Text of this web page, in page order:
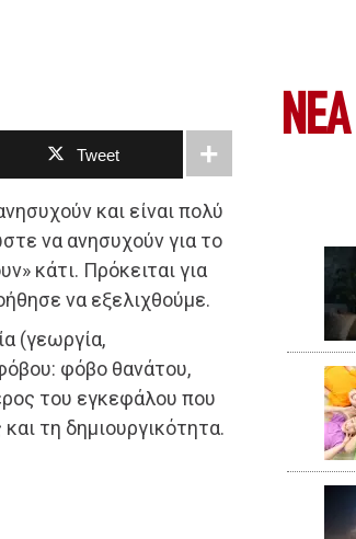
Tweet
και είναι πολύ
να ανησυχούν για το
κάτι. Πρόκειται για
να εξελιχθούμε.
(γεωργία,
φόβο θανάτου,
του εγκεφάλου που
τη δημιουργικότητα.